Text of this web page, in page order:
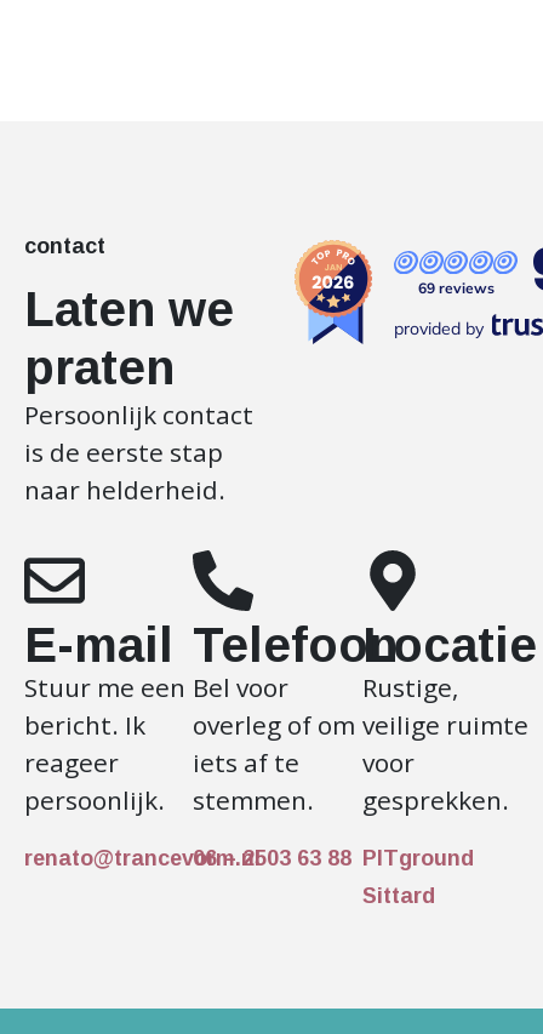
contact
Laten we
praten
Persoonlijk contact
is de eerste stap
naar helderheid.
69 reviews
provided by
E-mail
Stuur me een
bericht. Ik
reageer
persoonlijk.
renato@trancevorm.nl
Telefoon
Bel voor
overleg of om
iets af te
stemmen.
06 – 2503 63 88
Locatie
Rustige,
veilige ruimte
voor
gesprekken.
PITground
Sittard